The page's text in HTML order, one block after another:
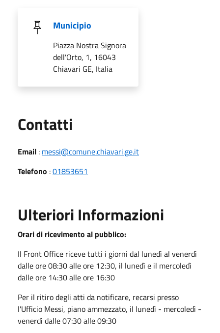
Municipio
Piazza Nostra Signora
dell'Orto, 1, 16043
Chiavari GE, Italia
Contatti
Email : messi@comune.chiavari.ge.it
Telefono :01853651
Ulteriori Informazioni
Orari di ricevimento al pubblico:
Il Front Office riceve tutti i giorni dal lunedì al venerdì
dalle ore 08:30 alle ore 12:30, il lunedì e il mercoledì
dalle ore 14:30 alle ore 16:30
Per il ritiro degli atti da notificare, recarsi presso
l'Ufficio Messi, piano ammezzato, il lunedì - mercoledì -
venerdì dalle 07:30 alle 09:30